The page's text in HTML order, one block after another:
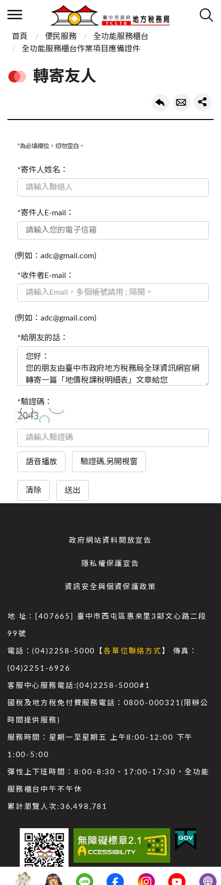
首頁 便民服務
全功能服務櫃台
全功能服務櫃台作業項目應備證件
轉寄友人
*為必填欄位，切勿空白。
*寄件人姓名：
*寄件人E-mail：
(例如：adc@gmail.com)
*收件者E-mail：
(例如：adc@gmail.com)
*給朋友的話：
*驗證碼：
語音播放 驗證碼,另開視窗
清除 送出
政府網站資料開放宣告
隱私權保護宣告
資訊安全與個資保護政策
地 址：[407665] 臺中市西屯區惠來里3鄰文心路二段
99號
電話：(04)2258-5000【各單位聯絡方式 】 傳真：
(04)2251-6926
客服中心服務電話:(04)2258-5000#1
國稅及地方稅免付費服務電話：0800-000321(限辦公
時間提供服務)
服務時間：星期一至星期五 上午8:00-12:00 下午
1:00-5:00
彈性上下班時間：8:00-8:30、17:00-17:30，全功能
服務櫃台中午不午休
累計瀏覽人次: 36,498,781